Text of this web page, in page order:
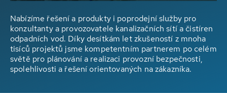
Nabízíme řešení a produkty i poprodejní služby pro
konzultanty a provozovatele kanalizačních sítí a čistíren
odpadních vod. Díky desítkám let zkušeností z mnoha
tisíců projektů jsme kompetentním partnerem po celém
světě pro plánování a realizaci provozní bezpečnosti,
spolehlivosti a řešení orientovaných na zákazníka.